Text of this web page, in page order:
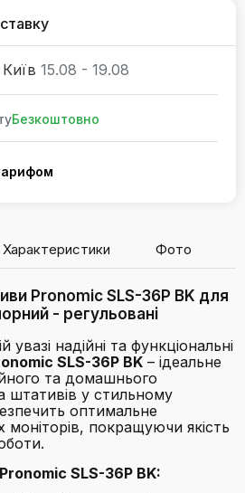
Київ 15.08 - 19.08
Безкоштовно
Характеристики Фото
Pronomic SLS-36P BK для
- регульовані
надійні та функціональні
SLS-36P BK – ідеальне
та домашнього
штативів у стильному
оптимальне
покращуючи якість
SLS-36P BK: